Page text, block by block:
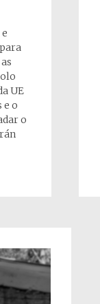
UE
e o
o